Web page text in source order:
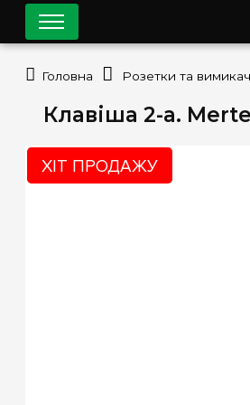
Клавіша 2-а.
ХІТ ПРОДАЖУ
Головна Розетки та